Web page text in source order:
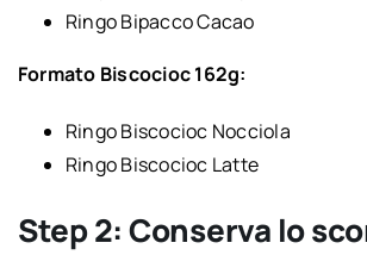
Ringo Bipacco Cacao
Formato Biscocioc 162g:
Ringo Biscocioc Nocciola
Ringo Biscocioc Latte
Step 2: Conserva lo